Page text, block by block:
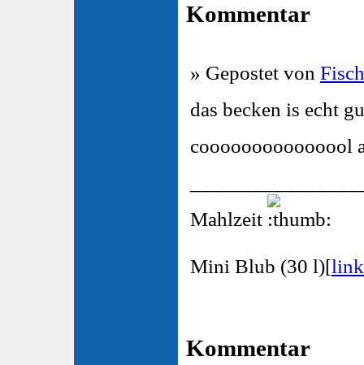
Kommentar
» Gepostet von
das becken is echt
cooooooooooooool
Mahlzeit
Mini Blub (30 l)[link
Kommentar